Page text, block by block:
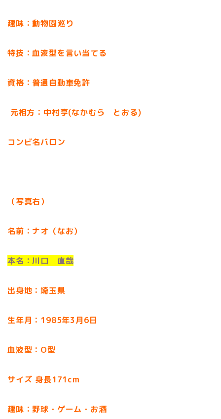
趣味：動物園巡り
特技：血液型を言い当てる
資格：普通自動車免許
元相方：中村亨(なかむら とおる)
コンビ名バロン
（写真右）
名前：ナオ（なお）
本名：川口 直哉
出身地：埼玉県
生年月：1985年3月6日
血液型：O型
サイズ 身長171cm
趣味：野球・ゲーム・お酒